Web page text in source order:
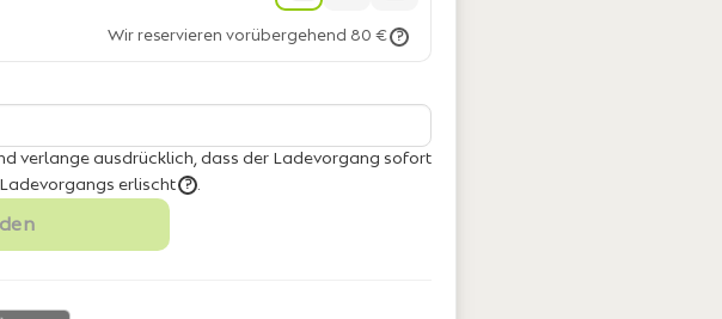
Wir reservieren vorübergehend 80 € ?
verlange ausdrücklich, dass der Ladevorgang sofort
erlischt
?